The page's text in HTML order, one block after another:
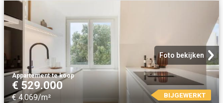
Foto bekijken
Appartement·te koop
€ 529.000
€ 4.069/m² BIJGEWERKT